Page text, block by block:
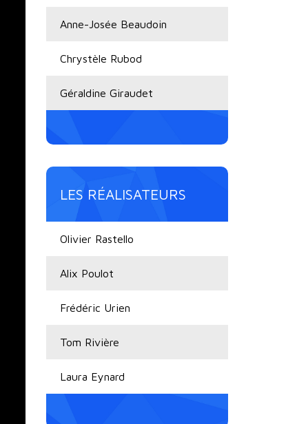
Anne-Josée Beaudoin
Chrystèle Rubod
Géraldine Giraudet
LES RÉALISATEURS
Olivier Rastello
Alix Poulot
Frédéric Urien
Tom Rivière
Laura Eynard